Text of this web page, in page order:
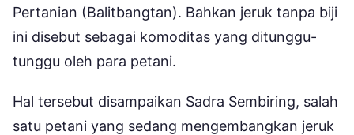
Pertanian (Balitbangtan). Bahkan jeruk tanpa biji
ini disebut sebagai komoditas yang ditunggu-
tunggu oleh para petani.
Hal tersebut disampaikan Sadra Sembiring, salah
satu petani yang sedang mengembangkan jeruk